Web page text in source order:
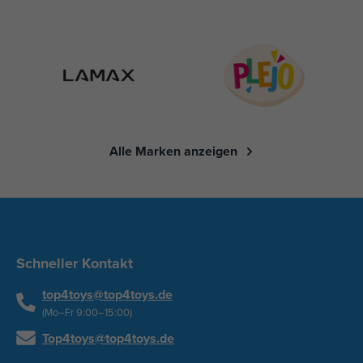
Alle Marken anzeigen
Schneller Kontakt
top4toys@top4toys.de
(Mo–Fr 9:00–15:00)
Top4toys@top4toys.de